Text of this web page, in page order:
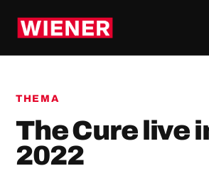
THEMA
The Cure live
2022